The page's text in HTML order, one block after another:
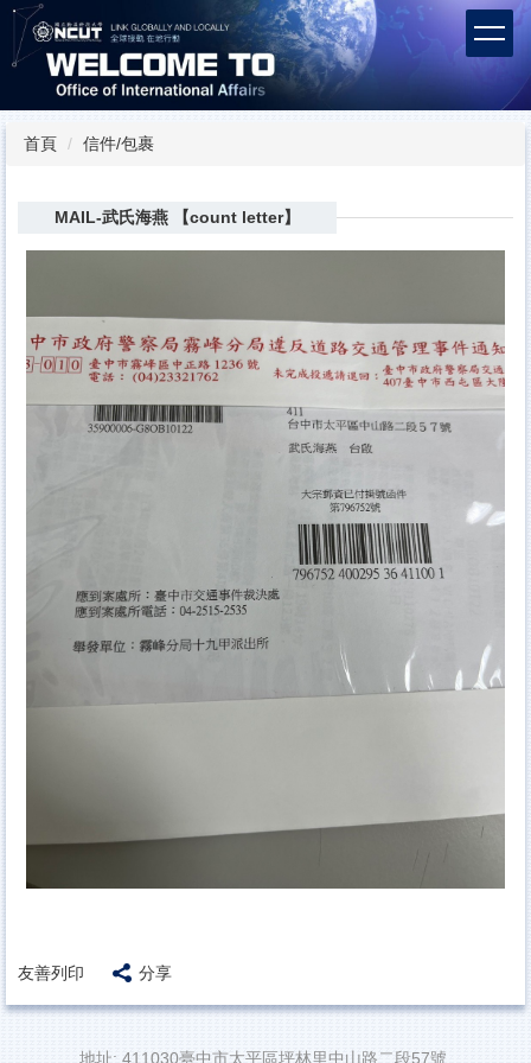
跳
到
主
內
容首頁 信件/包裹
MAIL-武氏海燕 【count letter】
友善列印 分享
地址: 411030臺中市太平區坪林里中山路二段57號